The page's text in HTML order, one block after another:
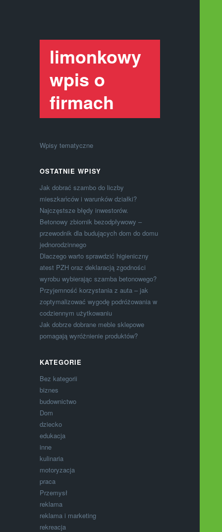
limonkowy
wpis o
firmach
Wpisy tematyczne
OSTATNIE WPISY
Jak dobrać szambo do liczby
mieszkańców i warunków działki?
Najczęstsze błędy inwestorów.
Betonowy zbiornik bezodpływowy –
przewodnik dla budujących dom do domu
jednorodzinnego
Dlaczego warto sprawdzić higieniczny
atest PZH oraz deklaracją zgodności
wyrobu wybierając szamba betonowego?
Przyjemność korzystania z auta – jak
zoptymalizować wygodę podróżowania w
codziennym użytkowaniu
Jak dobrze dobrane meble sklepowe
pomagają wyróżnienie produktów?
KATEGORIE
Bez kategorii
biznes
budownictwo
Dom
dziecko
edukacja
inne
kulinaria
motoryzacja
praca
Przemysł
reklama
reklama i marketing
rekreacja